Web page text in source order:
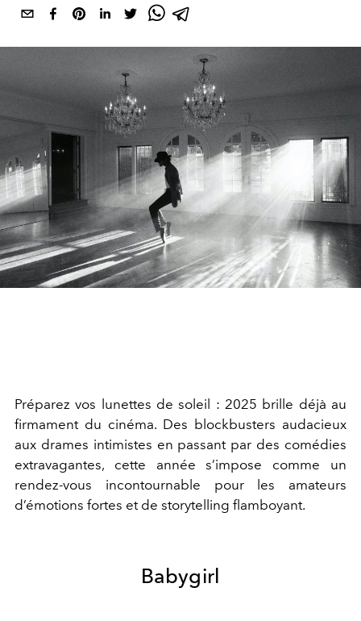
Préparez vos lunettes de soleil : 2025 brille déjà au
firmament du cinéma. Des blockbusters audacieux
aux drames intimistes en passant par des comédies
extravagantes, cette année s’impose comme un
rendez-vous incontournable pour les amateurs
d’émotions fortes et de storytelling flamboyant.
Babygirl